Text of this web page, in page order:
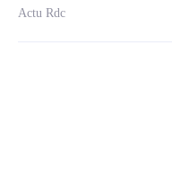
Actu Rdc